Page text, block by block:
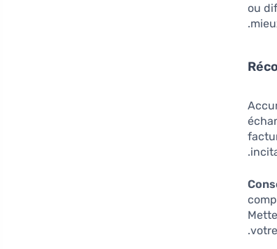
ou